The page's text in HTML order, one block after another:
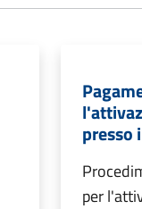
presso
per